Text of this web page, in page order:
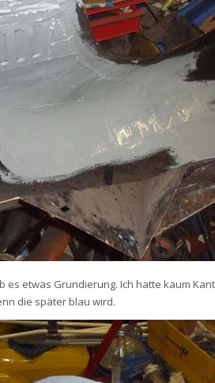
es etwas Grundierung. Ich hatte kaum
die später blau wird.